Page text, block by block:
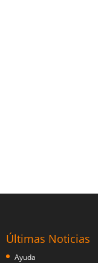
Últimas Noticias
Ayuda